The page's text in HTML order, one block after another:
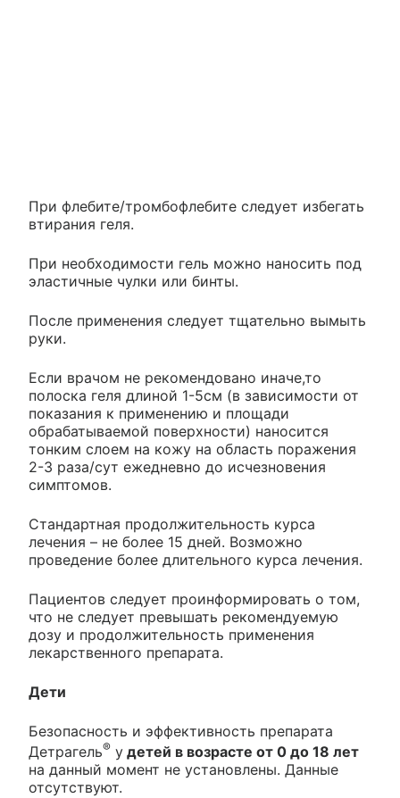
При флебите/тромбофлебите следует избегать
втирания геля.
При необходимости гель можно наносить под
эластичные чулки или бинты.
После применения следует тщательно вымыть
руки.
Если врачом не рекомендовано иначе,то
полоска геля длиной 1-5см (в зависимости от
показания к применению и площади
обрабатываемой поверхности) наносится
тонким слоем на кожу на область поражения
2-3 раза/сут ежедневно до исчезновения
симптомов.
Стандартная продолжительность курса
лечения – не более 15 дней. Возможно
проведение более длительного курса лечения.
Пациентов следует проинформировать о том,
что не следует превышать рекомендуемую
дозу и продолжительность применения
лекарственного препарата.
Дети
Безопасность и эффективность препарата
Детрагель® у детей в возрасте от 0 до 18 лет
на данный момент не установлены. Данные
отсутствуют.